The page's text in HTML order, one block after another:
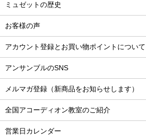
ミュゼットの歴史
お客様の声
アカウント登録とお買い物ポイントについて
アンサンブルのSNS
メルマガ登録（新商品をお知らせします）
全国アコーディオン教室のご紹介
営業日カレンダー